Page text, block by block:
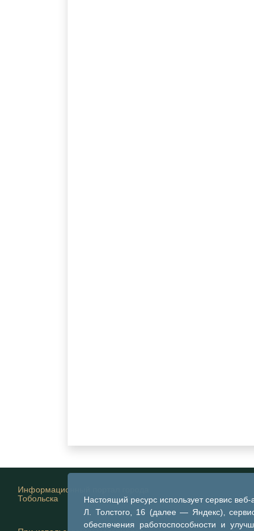
Настоящий ресурс использует сервис
Л. Толстого, 16 (далее — Яндекс),
обеспечения работоспособности и
Информационный портал города
Тобольска